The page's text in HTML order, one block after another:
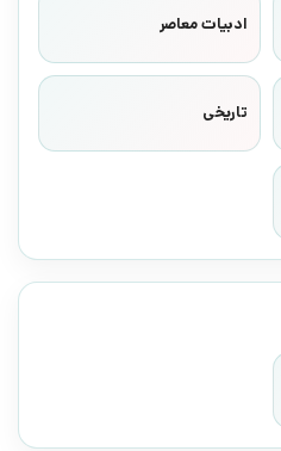
ادبیات معاصر
تاریخی